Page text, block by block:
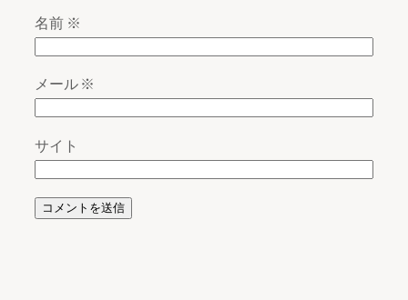
名前 ※
メール※
サイト